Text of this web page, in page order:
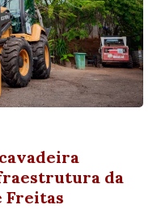
da
Freitas